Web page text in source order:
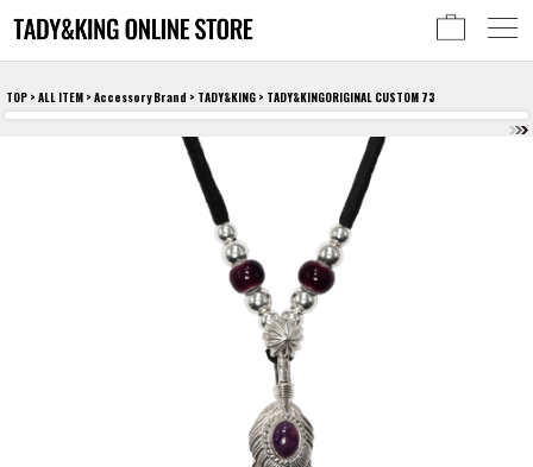
TOP > ALL ITEM > Accessory Brand > TADY&KING > TADY&KINGORIGINAL CUSTOM 73